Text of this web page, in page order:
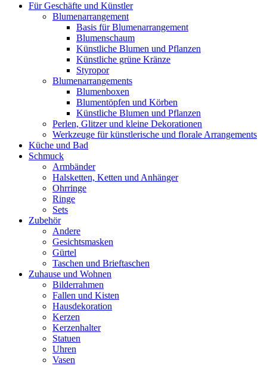
Für Geschäfte und Künstler
Blumenarrangement
Basis für Blumenarrangement
Blumenschaum
Künstliche Blumen und Pflanzen
Künstliche grüne Kränze
Styropor
Blumenarrangements
Blumenboxen
Blumentöpfen und Körben
Künstliche Blumen und Pflanzen
Perlen, Glitzer und kleine Dekorationen
Werkzeuge für künstlerische und florale Arrangements
Küche und Bad
Schmuck
Armbänder
Halsketten, Ketten und Anhänger
Ohrringe
Ringe
Sets
Zubehör
Andere
Gesichtsmasken
Gürtel
Taschen und Brieftaschen
Zuhause und Wohnen
Bilderrahmen
Fallen und Kisten
Hausdekoration
Kerzen
Kerzenhalter
Statuen
Uhren
Vasen